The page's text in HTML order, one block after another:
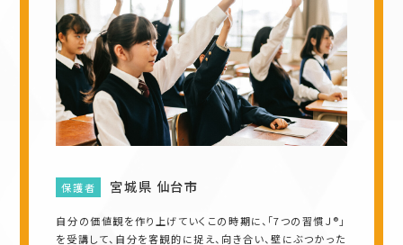
保護者 宮城県 仙台市
自分の価値観を作り上げていくこの時期に、「7つの習慣Ｊ®」
を受講して、自分を客観的に捉え、向き合い、壁にぶつかった